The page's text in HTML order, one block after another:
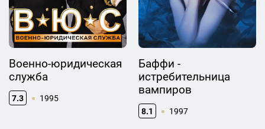
Военно-юридическая
служба
7.3 1995
Баффи -
истребительница
вампиров
8.1 1997